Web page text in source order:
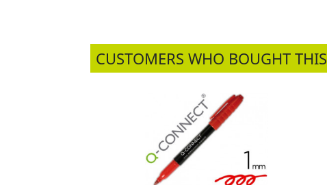
CUSTOMERS WHO BOUGHT THIS